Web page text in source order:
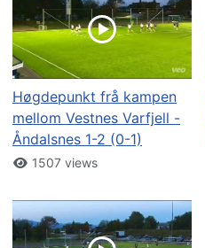
Høgdepunkt frå kampen
mellom Vestnes Varfjell -
Åndalsnes 1-2 (0-1)
1507 views